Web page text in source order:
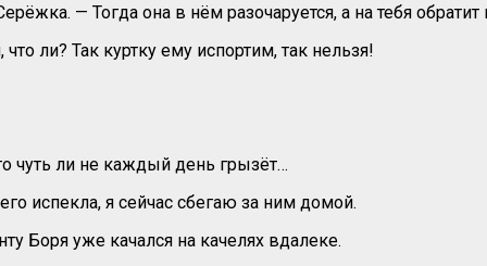
— Тогда она в нём разочаруется, а на тебя
ли? Так куртку ему испортим, так нельзя!
чуть ли не каждый день грызёт…
испекла, я сейчас сбегаю за ним домой.
Боря уже качался на качелях вдалеке.